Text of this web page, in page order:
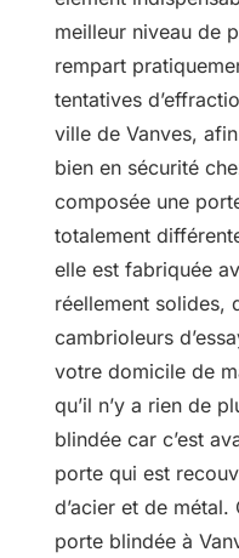
meilleur niveau de
rempart
tentatives
ville de Vanves,
bien en sécurité
composée une
totalement
elle est fabriquée
réellement solides,
cambrioleurs
votre domicile de
qu’il n’y a rien de
blindée car c’est
porte qui est
d’acier et de
porte blindée à